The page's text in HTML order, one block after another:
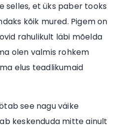
selles, et üks paber tooks
kõik mured. Pigem on
rahulikult läbi mõelda
olen valmis rohkem
elus teadlikumaid
see nagu väike
keskenduda mitte ainult